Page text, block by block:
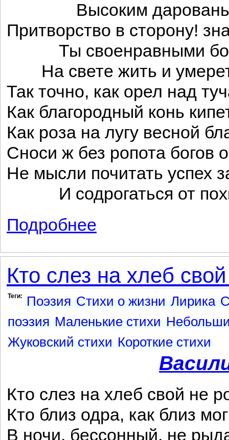
Высоким
Притворство в сторону!
Ты своенравными
На свете жить и
Так точно, как орел над
Как благородный конь
Как роза на лугу весной
Сноси ж без ропота богов
Не мысли почитать успех
И содрогаться от
Подробнее
Кто слез на хлеб
Теги: Поэзия Стихи о жизни Лирика
поэзия Маленькие стихи
Жуковский стихи Короткие стихи
Кто слез на хлеб свой не
Кто близ одра, как близ
В ночи, бессонный, не